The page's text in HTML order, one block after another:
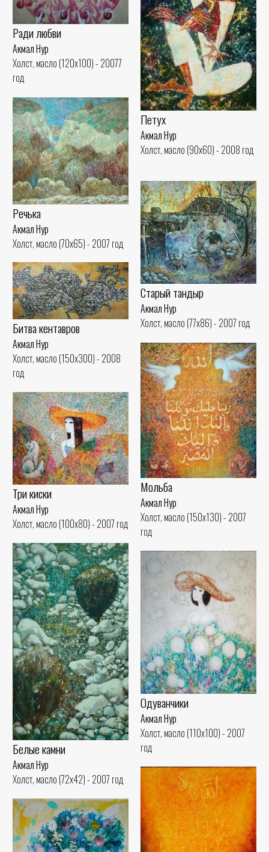
Ради любви
Акмал Нур
Холст, масло (120x100) - 20077
год
Петух
Акмал Нур
Холст, масло (90x60) - 2008 год
Речька
Акмал Нур
Холст, масло (70x65) - 2007 год
Старый тандыр
Акмал Нур
Холст, масло (77x86) - 2007 год
Битва кентавров
Акмал Нур
Холст, масло (150x300) - 2008
год
Мольба
Акмал Нур
Холст, масло (150x130) - 2007
год
Три киски
Акмал Нур
Холст, масло (100x80) - 2007 год
Белые камни
Акмал Нур
Холст, масло (72x42) - 2007 год
Одуванчики
Акмал Нур
Холст, масло (110x100) - 2007
год